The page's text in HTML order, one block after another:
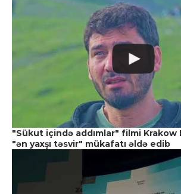
"Sükut içində addımlar" filmi Krakow
"ən yaxşı təsvir" mükafatı əldə edib